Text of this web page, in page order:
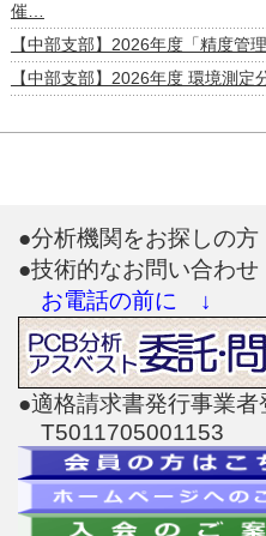
催…
【中部支部】2026年度「精度管
【中部支部】2026年度 環境測
●分析機関をお探しの方
●技術的なお問い合わせ
お電話の前に ↓
●適格請求書発行事業者
T5011705001153